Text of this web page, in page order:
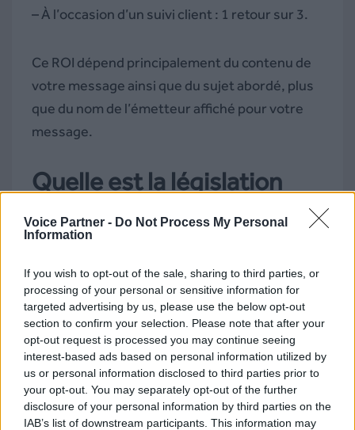
Voice Partner - Do Not Process My Personal
Information
If you wish to opt-out of the sale, sharing to third parties, or
processing of your personal or sensitive information for
targeted advertising by us, please use the below opt-out
section to confirm your selection. Please note that after your
opt-out request is processed you may continue seeing
interest-based ads based on personal information utilized by
us or personal information disclosed to third parties prior to
your opt-out. You may separately opt-out of the further
disclosure of your personal information by third parties on the
IAB’s list of downstream participants. This information may
– À l’occasion d’un suivi client : 1 retour sur 3.
Ce ROI dépend principalement du contenu de
votre message ainsi que du sujet abordé, plus
que du nom de l’émetteur affiché pour votre
message.
Quelle est la législation
message vocal ?
Toute prospection commerciale par voie
électronique, peu importe sa forme, est
réglementée par des règles strictes. Celles-ci
sont mises en place par la loi sur
le démarchage
téléphoniquefrançaise ainsi que les
opérateurs. Tout utilisateur du message vocal
se doit de les respecter.